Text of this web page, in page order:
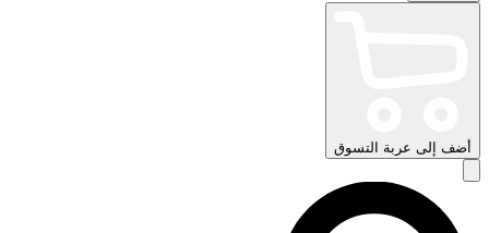
أضف إلى عربة التسوق